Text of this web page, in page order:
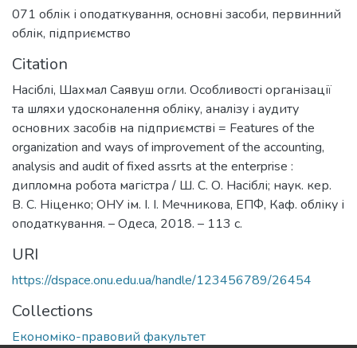
071 облік і оподаткування, основні засоби, первинний
облік, підприємство
Citation
Насіблі, Шахмал Саявуш огли. Особливості організації
та шляхи удосконалення обліку, аналізу і аудиту
основних засобів на підприємстві = Features of the
organization and ways of improvement of the accounting,
analysis and audit of fixed assrts at the enterprise :
дипломна робота магістра / Ш. С. О. Насіблі; наук. кер.
В. С. Ніценко; ОНУ ім. І. І. Мечникова, ЕПФ, Каф. обліку і
оподаткування. – Одеса, 2018. – 113 с.
URI
https://dspace.onu.edu.ua/handle/123456789/26454
Collections
Економіко-правовий факультет